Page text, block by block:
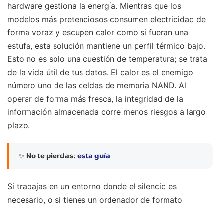
hardware gestiona la energía. Mientras que los
modelos más pretenciosos consumen electricidad de
forma voraz y escupen calor como si fueran una
estufa, esta solución mantiene un perfil térmico bajo.
Esto no es solo una cuestión de temperatura; se trata
de la vida útil de tus datos. El calor es el enemigo
número uno de las celdas de memoria NAND. Al
operar de forma más fresca, la integridad de la
información almacenada corre menos riesgos a largo
plazo.
✨ No te pierdas: esta guía
Si trabajas en un entorno donde el silencio es
necesario, o si tienes un ordenador de formato